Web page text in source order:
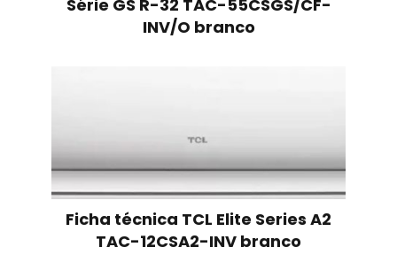
Série GS R-32 TAC-55CSGS/CF-
INV/O branco
Ficha técnica TCL Elite Series A2
TAC-12CSA2-INV branco